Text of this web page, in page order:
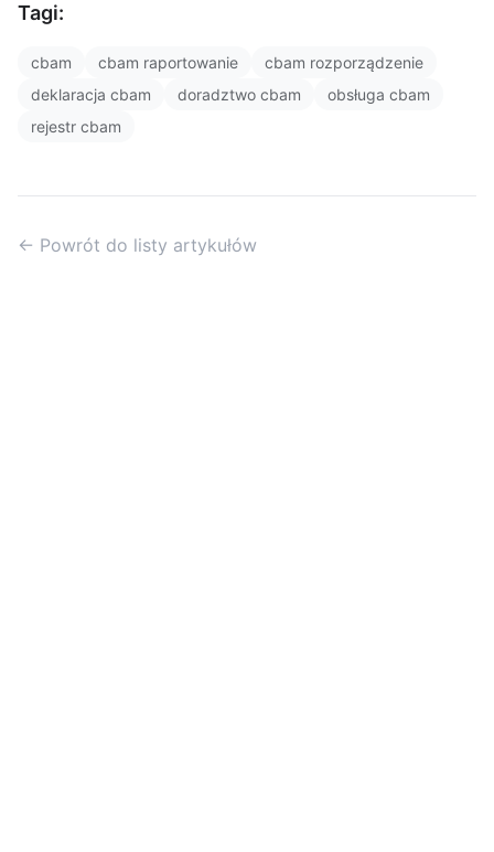
Tagi:
cbam cbam raportowanie
cbam rozporządzenie
deklaracja cbam
doradztwo cbam
obsługa cbam
rejestr cbam
← Powrót do listy artykułów